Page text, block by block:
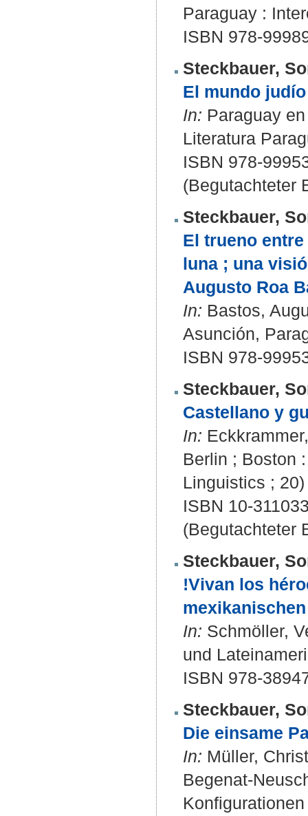
Paraguay :
ISBN 978-
Steckbauer,
El mundo
In: Paraguay
Literatura
ISBN 978-
(Begutachteter
Steckbauer,
El trueno
luna ; una
Augusto Roa
In: Bastos,
Asunción,
ISBN 978-
Steckbauer,
Castellano y
In:
Berlin ; Boston
Linguistics ; 20)
ISBN 10-
(Begutachteter
Steckbauer,
!Vivan los
In: Schmöller,
und
ISBN 978-
Steckbauer,
Die einsame
In: Müller,
Begenat-